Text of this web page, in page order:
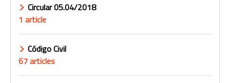
Circular 05.04/2018
1 article
Código Civil
67 articles